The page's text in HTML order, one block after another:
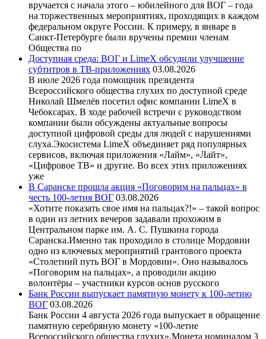
вручается с начала этого – юбилейного для ВОГ – года
на торжественных мероприятиях, проходящих в каждом
федеральном округе России. К примеру, в январе в
Санкт-Петербурге были вручены премии членам
Общества по
Доступная среда: ВОГ и LimeX обсудили улучшение
субтитров в ТВ-приложениях 03.08.2026
В июле 2026 года помощник президента
Всероссийского общества глухих по доступной среде
Николай Шмелёв посетил офис компании LimeX в
Чебоксарах. В ходе рабочей встречи с руководством
компании были обсуждены актуальные вопросы
доступной цифровой среды для людей с нарушениями
слуха.Экосистема LimeX объединяет ряд популярных
сервисов, включая приложения «Лайм», «Лайт»,
«Цифровое ТВ» и другие. Во всех этих приложениях
уже
В Саранске прошла акция «Поговорим на пальцах» в
честь 100-летия ВОГ 03.08.2026
«Хотите показать свое имя на пальцах?!» – такой вопрос
в один из летних вечеров задавали прохожим в
Центральном парке им. А. С. Пушкина города
Саранска.Именно так проходило в столице Мордовии
одно из ключевых мероприятий грантового проекта
«Столетний путь ВОГ в Мордовии». Оно называлось
«Поговорим на пальцах», а проводили акцию
волонтёры – участники курсов основ русского
Банк России выпускает памятную монету к 100-летию
ВОГ 03.08.2026
Банк России 4 августа 2026 года выпускает в обращение
памятную серебряную монету «100-летие
Всероссийского общества глухих».Монета номиналом 3